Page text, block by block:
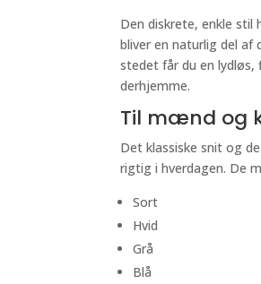
Den diskrete, enkle
bliver en naturlig del af
stedet får du en lydløs,
derhjemme.
Til mænd og
Det klassiske snit og
rigtig i hverdagen. De
Sort
Hvid
Grå
Blå